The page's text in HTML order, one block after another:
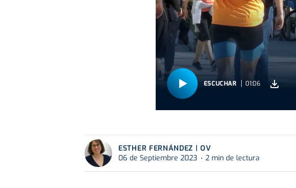
ESCUCHAR 01:06
ESTHER FERNÁNDEZ | OV
06 de Septiembre 2023
2 min de lectura